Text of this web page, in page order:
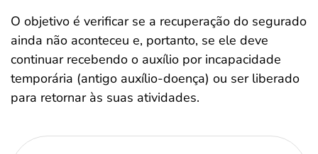
O objetivo é verificar se a recuperação do segurado
ainda não aconteceu e, portanto, se ele deve
continuar recebendo o auxílio por incapacidade
temporária (antigo auxílio-doença) ou ser liberado
para retornar às suas atividades.